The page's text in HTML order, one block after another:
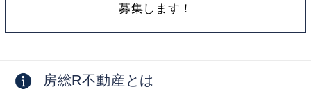
募集します！
房総R不動産とは